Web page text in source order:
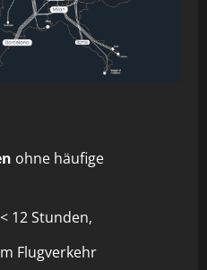
ohne häufige
12 Stunden,
Flugverkehr